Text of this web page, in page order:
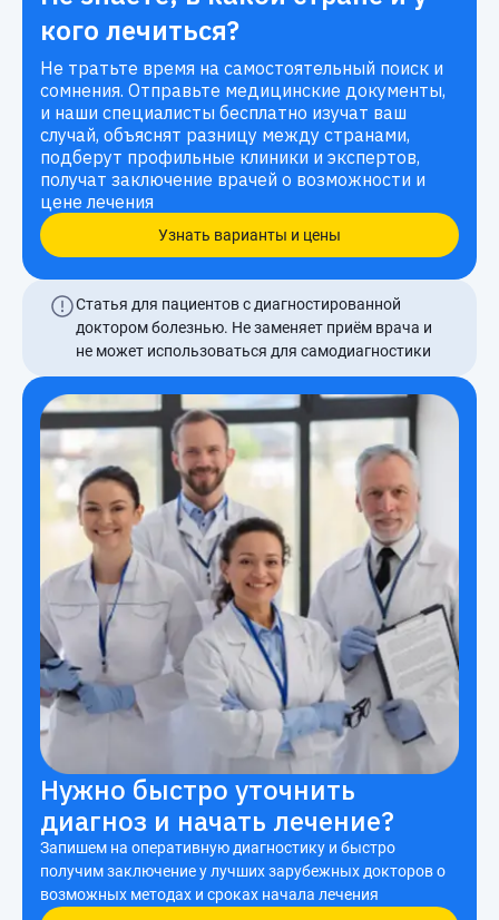
кого лечиться?
Не тратьте время на самостоятельный поиск и
сомнения. Отправьте медицинские документы,
и наши специалисты бесплатно изучат ваш
случай, объяснят разницу между странами,
подберут профильные клиники и экспертов,
получат заключение врачей о возможности и
цене лечения
Узнать варианты и цены
Статья для пациентов с диагностированной
доктором болезнью. Не заменяет приём врача и
не может использоваться для самодиагностики
Нужно быстро уточнить
диагноз и начать лечение?
Запишем на оперативную диагностику и быстро
получим заключение у лучших зарубежных докторов о
возможных методах и сроках начала лечения